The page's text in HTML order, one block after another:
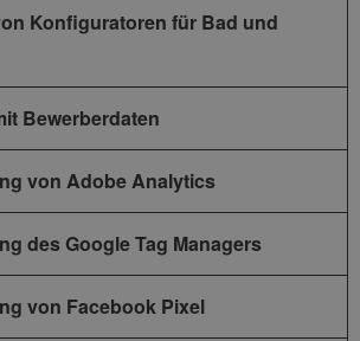
Konfiguratoren für Bad und
Bewerberdaten
von Adobe Analytics
des Google Tag Managers
von Facebook Pixel